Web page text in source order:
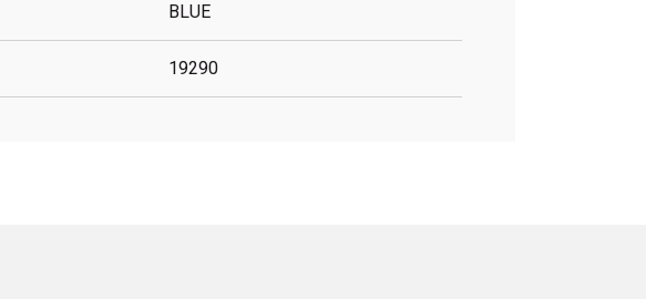
BLUE
19290